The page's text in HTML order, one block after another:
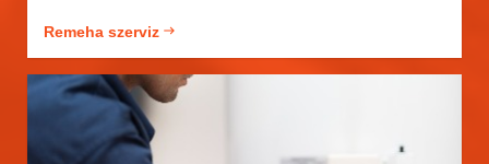
Remeha szerviz